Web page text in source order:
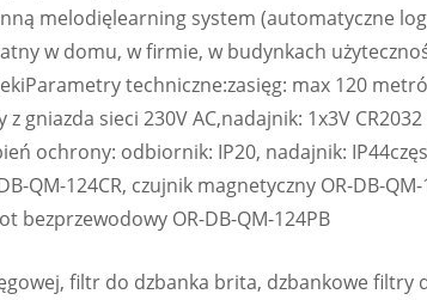
melodięlearning system (automatyczne
w domu, w firmie, w budynkach
techniczne:zasięg: max 120
gniazda sieci 230V AC,nadajnik: 1x3V
ochrony: odbiornik: IP20, nadajnik:
QM-124CR, czujnik magnetyczny OR-DB-
bezprzewodowy OR-DB-QM-124PB
filtr do dzbanka brita, dzbankowe filtry